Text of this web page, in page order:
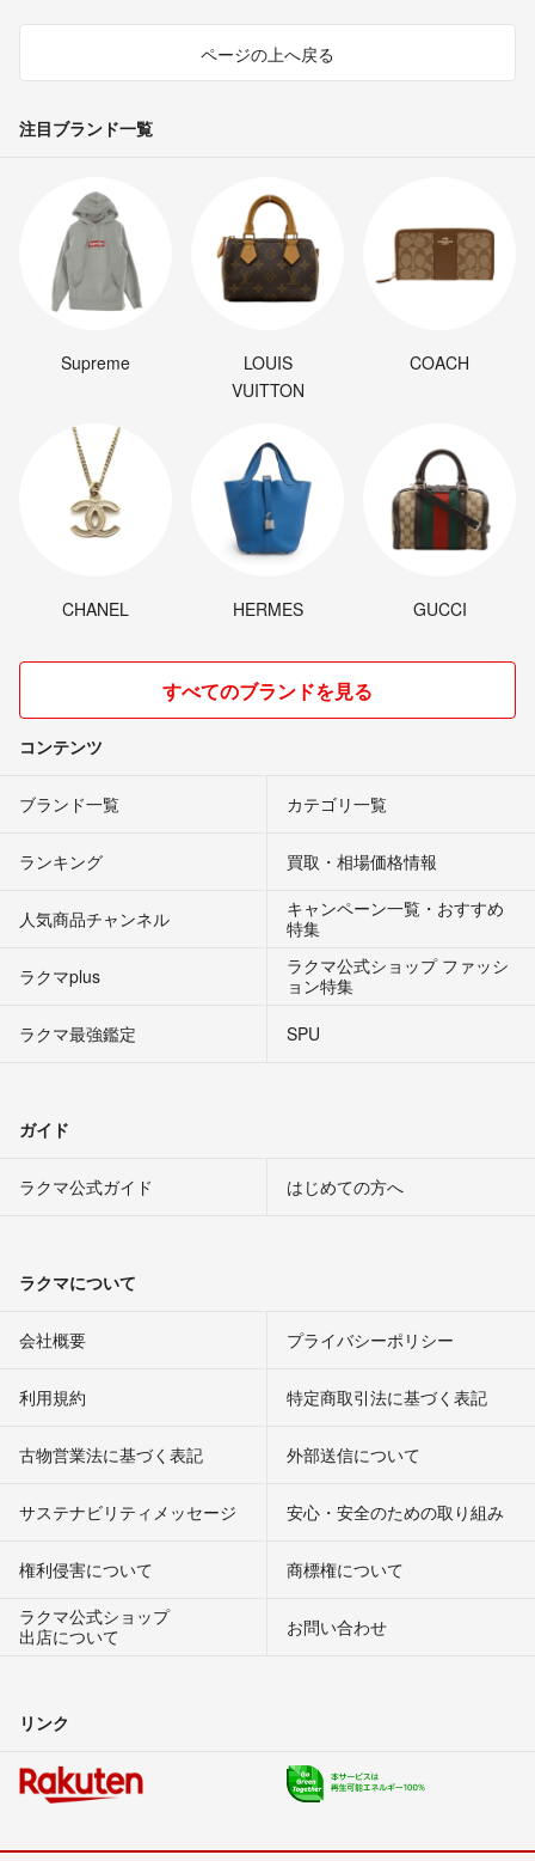
ページの上へ戻る
注目ブランド一覧
Supreme
LOUIS
VUITTON
COACH
CHANEL HERMES GUCCI
すべてのブランドを見る
コンテンツ
ブランド一覧 カテゴリ一覧
ランキング 買取・相場価格情報
人気商品チャンネル
キャンペーン一覧・おすすめ
特集
ラクマplus
ラクマ公式ショップ ファッシ
ョン特集
ラクマ最強鑑定
SPU
ガイド
ラクマ公式ガイド はじめての方へ
ラクマについて
会社概要 プライバシーポリシー
利用規約 特定商取引法に基づく表記
古物営業法に基づく表記 外部送信について
サステナビリティメッセージ 安心・安全のための取り組み
権利侵害について
商標権について
ラクマ公式ショップ
出店について
お問い合わせ
リンク